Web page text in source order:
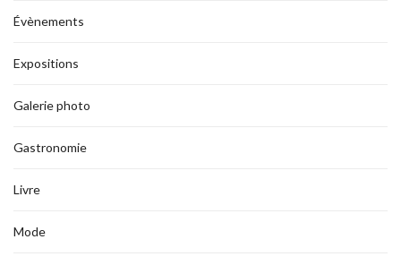
Évènements
Expositions
Galerie photo
Gastronomie
Livre
Mode